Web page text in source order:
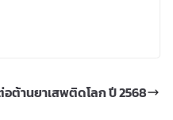
ต้านยาเสพติดโลก ปี 2568